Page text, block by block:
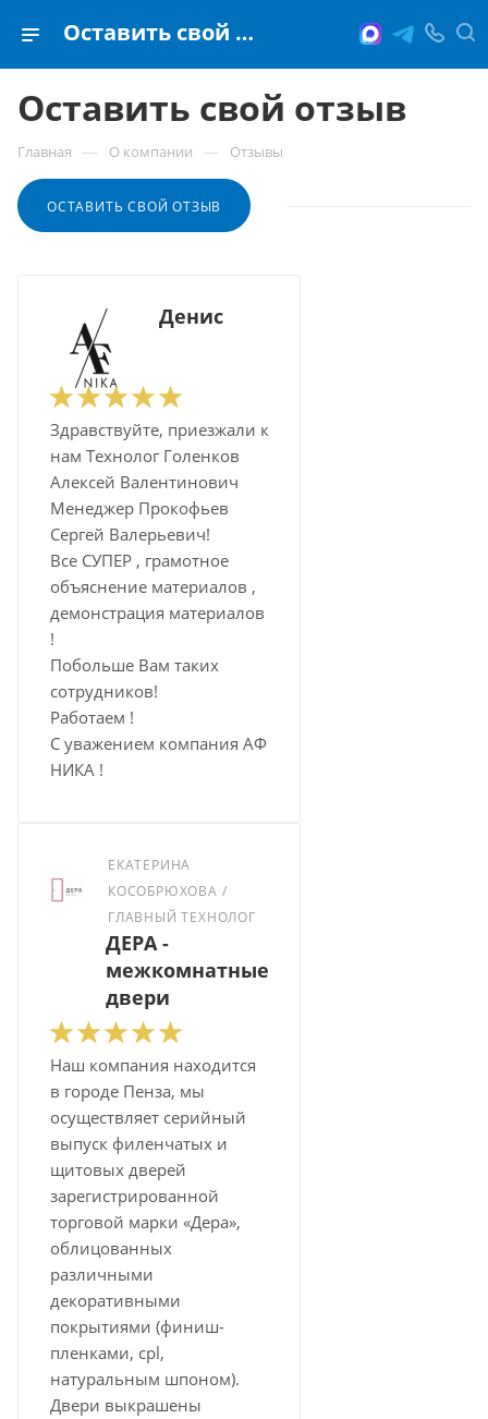
Оставить свой отзыв
Оставить свой отзыв
Главная — О компании — Отзывы
ОСТАВИТЬ СВОЙ ОТЗЫВ
Денис
Здравствуйте, приезжали к
нам Технолог Голенков
Алексей Валентинович
Менеджер Прокофьев
Сергей Валерьевич!
Все СУПЕР , грамотное
объяснение материалов ,
демонстрация материалов
!
Побольше Вам таких
сотрудников!
Работаем !
С уважением компания АФ
НИКА !
ЕКАТЕРИНА
КОСОБРЮХОВА /
ГЛАВНЫЙ ТЕХНОЛОГ
ДЕРА -
межкомнатные
двери
Наш компания находится
в городе Пенза, мы
осуществляет серийный
выпуск филенчатых и
щитовых дверей
зарегистрированной
торговой марки «Дера»,
облицованных
различными
декоративными
покрытиями (финиш-
пленками, cpl,
натуральным шпоном).
Двери выкрашены